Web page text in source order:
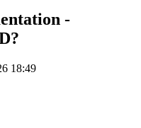
-
18:49